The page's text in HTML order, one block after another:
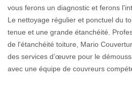
vous ferons un diagnostic et ferons
Le nettoyage régulier et ponctuel du
tenue et une grande étanchéité.
de l'étanchéité toiture, Mario
des services d’œuvre pour le
avec une équipe de couvreurs